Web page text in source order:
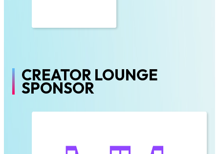
CREATOR LOUNGE
SPONSOR